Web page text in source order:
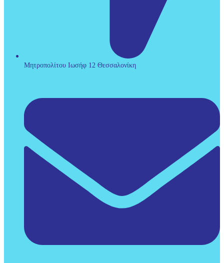
Μητροπολίτου Ιωσήφ 12 Θεσσαλονίκη